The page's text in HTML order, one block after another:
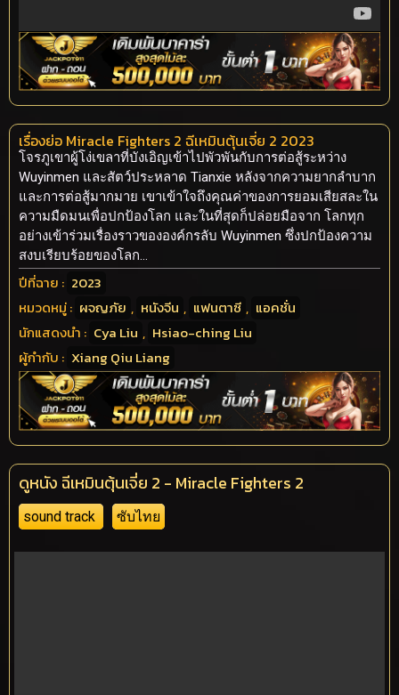
เรื่องย่อ Miracle Fighters 2 ฉีเหมินตุ้นเจี่ย 2 2023
โจรภูเขาผู้โง่เขลาที่บังเอิญเข้าไปพัวพันกับการต่อสู้ระหว่าง
Wuyinmen และสัตว์ประหลาด Tianxie หลังจากความยากลำบาก
และการต่อสู้มากมาย เขาเข้าใจถึงคุณค่าของการยอมเสียสละใน
ความมืดมนเพื่อปกป้องโลก และในที่สุดก็ปล่อยมือจาก โลกทุก
อย่างเข้าร่วมเรื่องราวขององค์กรลับ Wuyinmen ซึ่งปกป้องความ
สงบเรียบร้อยของโลก…
ปีที่ฉาย : 2023
หมวดหมู่ : ผจญภัย , หนังจีน , แฟนตาซี , แอคชั่น
นักแสดงนำ : Cya Liu , Hsiao-ching Liu
ผู้กำกับ : Xiang Qiu Liang
ดูหนัง ฉีเหมินตุ้นเจี่ย 2 - Miracle Fighters 2
sound track ซับไทย